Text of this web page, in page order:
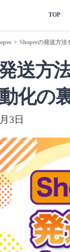
TOP
> Shopeeの発送方
送方
化の
3日